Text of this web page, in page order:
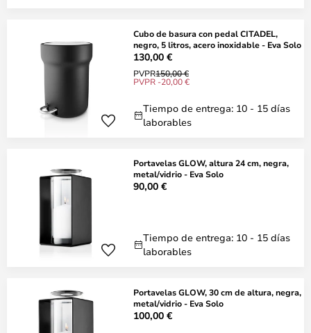
Cubo de basura con pedal CITADEL,
negro, 5 litros, acero inoxidable - Eva Solo
130,00 €
PVPR150,00 €
PVPR -20,00 €
Tiempo de entrega: 10 - 15 días
laborables
Portavelas GLOW, altura 24 cm, negra,
metal/vidrio - Eva Solo
90,00 €
Tiempo de entrega: 10 - 15 días
laborables
Portavelas GLOW, 30 cm de altura, negra,
metal/vidrio - Eva Solo
100,00 €